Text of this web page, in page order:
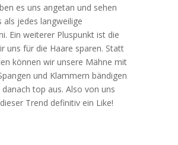
es uns angetan und sehen
als jedes langweilige
Ein weiterer Pluspunkt ist die
uns für die Haare sparen. Statt
können wir unsere Mähne mit
und Klammern bändigen
top aus. Also von uns
Trend definitiv ein Like!